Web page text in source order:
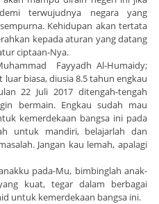
terwujudnya negara yang
Kehidupan akan tertata
kepada aturan yang datang
ciptaan-Nya.
Fayyadh Al-Humaidy;
biasa, diusia 8.5 tahun engkau
22 Juli 2017 ditengah-tengah
bermain. Engkau sudah mau
kemerdekaan bangsa ini pada
untuk mandiri, belajarlah dan
Jangan kau lemah, apalagi
pada-Mu, bimbinglah anak-
kuat, tegar dalam berbagai
untuk kemerdekaan bangsa ini.